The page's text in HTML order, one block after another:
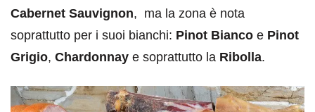
Cabernet Sauvignon, ma la zona è nota
soprattutto per i suoi bianchi: Pinot Bianco e Pinot
Grigio, Chardonnay e soprattutto la Ribolla.